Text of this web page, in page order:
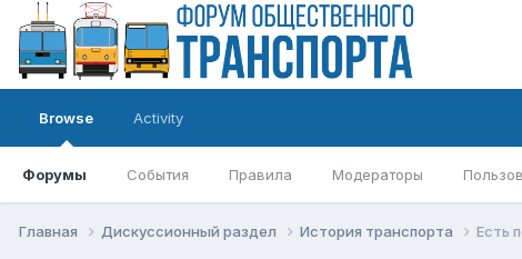
Browse
Форумы События Правила Модераторы
Activity
Главная Дискуссионный раздел История транспорта Есть